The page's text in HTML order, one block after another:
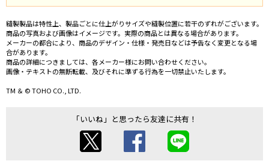
縫製製品は特性上、製品ごとに仕上がりサイズや縫製位置に若干のずれがございます。
商品の写真および画像はイメージです。実際の商品とは異なる場合があります。
メーカーの都合により、商品のデザイン・仕様・発売日などは予告なく変更となる場
合があります。
商品の詳細につきましては、各メーカー様にお問い合わせください。
画像・テキストの無断転載、及びそれに準ずる行為を一切禁止いたします。
TM ＆ © TOHO CO., LTD.
「いいね」と思ったら友達に共有！